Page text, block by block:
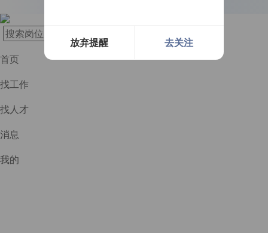
放弃提醒
去关注
首页
找工作
找人才
消息
我的